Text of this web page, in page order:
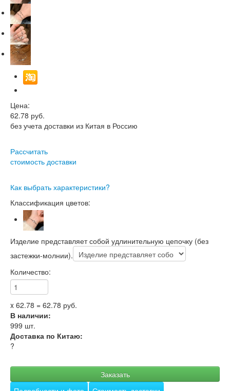
Цена:
62.78 руб.
без учета доставки из Китая в Россию
Рассчитать
стоимость доставки
Как выбрать характеристики?
Классификация цветов:
Изделие представляет собой удлинительную цепочку (без
застежки-молнии).
Количество:
x 62.78 = 62.78 руб.
В наличии:
999 шт.
Доставка по Китаю:
?
Заказать